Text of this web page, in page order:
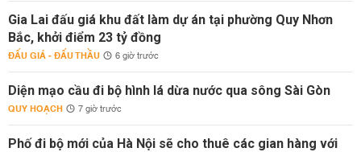
Gia Lai đấu giá khu đất làm dự án tại phường Quy Nhơn
Bắc, khởi điểm 23 tỷ đồng
ĐẤU GIÁ - ĐẤU THẦU 6 giờ trước
Diện mạo cầu đi bộ hình lá dừa nước qua sông Sài Gòn
QUY HOẠCH 7 giờ trước
Phố đi bộ mới của Hà Nội sẽ cho thuê các gian hàng với